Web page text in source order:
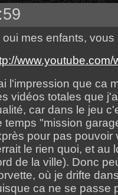
oui mes enfants,
l'impression que ca
vidéos totales que
car dans le jeu
temps "mission
pour pas pouvoir
le rien quoi, et au
de la ville). Donc
où je drifte
ca ne se passe